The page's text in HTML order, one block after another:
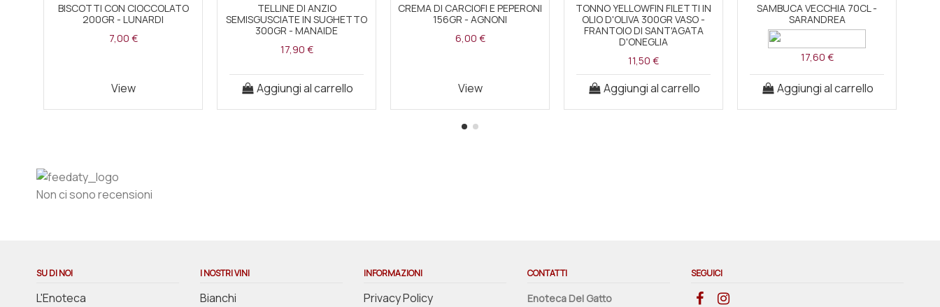
BISCOTTI CON CIOCCOLATO
200GR - LUNARDI
7,00 €
View
TELLINE DI ANZIO
SEMISGUSCIATE IN SUGHETTO
300GR - MANAIDE
17,90 €
Aggiungi al carrello
CREMA DI CARCIOFI E PEPERONI
156GR - AGNONI
6,00 €
View
TONNO YELLOWFIN FILETTI IN
OLIO D'OLIVA 300GR VASO -
FRANTOIO DI SANT'AGATA
D'ONEGLIA
11,50 €
Aggiungi al carrello
SAMBUCA VECCHIA 70CL -
SARANDREA
17,60 €
Aggiungi al carrello
Non ci sono recensioni
SU DI NOI
L'Enoteca
I NOSTRI VINI
Bianchi
INFORMAZIONI
Privacy Policy
CONTATTI
Enoteca Del Gatto
SEGUICI